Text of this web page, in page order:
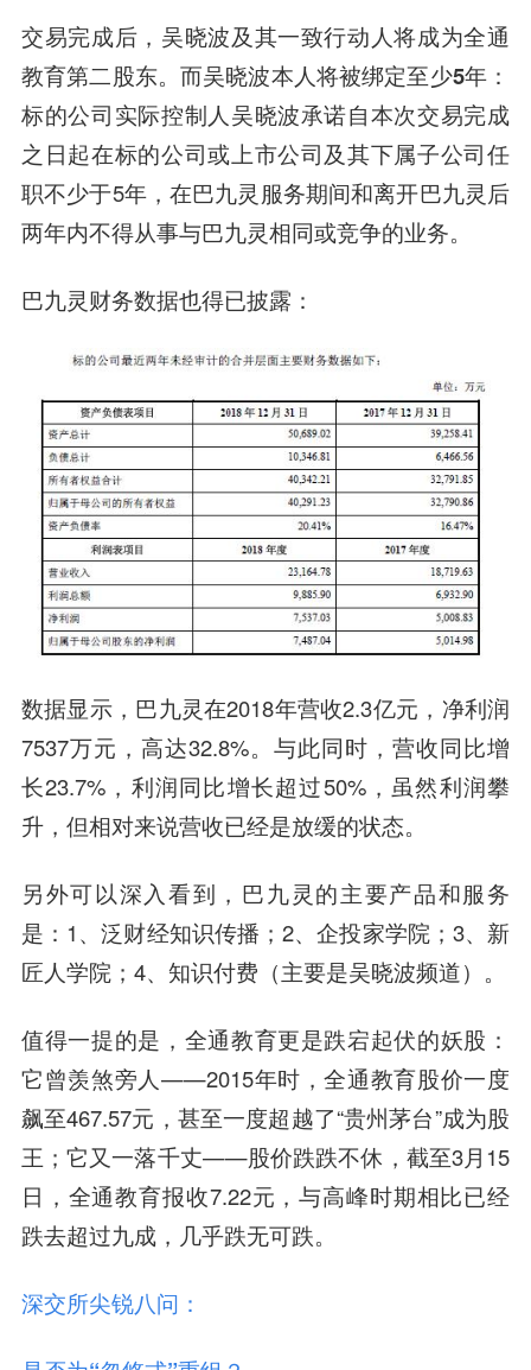
交易完成后，吴晓波及其一致行动人将成为全通
教育第二股东。而吴晓波本人将被绑定至少5年 ：
标的公司实际控制人吴晓波承诺自本次交易完成
之日起在标的公司或上市公司及其下属子公司任
职不少于5年，在巴九灵服务期间和离开巴九灵后
两年内不得从事与巴九灵相同或竞争的业务。
巴九灵财务数据也得已披露：
数据显示，巴九灵在2018年营收2.3亿元，净利润
7537万元，高达32.8%。与此同时，营收同比增
长23.7%，利润同比增长超过50%，虽然利润攀
升，但相对来说营收已经是放缓的状态。
另外可以深入看到，巴九灵的主要产品和服务
是：1、泛财经知识传播；2、企投家学院；3、新
匠人学院；4、知识付费（主要是吴晓波频道）。
值得一提的是，全通教育更是跌宕起伏的妖股：
它曾羡煞旁人——2015年时，全通教育股价一度
飙至467.57元，甚至一度超越了“贵州茅台”成为股
王；它又一落千丈——股价跌跌不休，截至3月15
日，全通教育报收7.22元，与高峰时期相比已经
跌去超过九成，几乎跌无可跌。
深交所尖锐八问：